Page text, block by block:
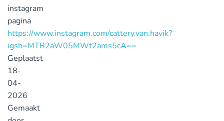
instagram
pagina
https://www.instagram.com/cattery.van.havik?
igsh=MTR2aW05MWt2ams5cA==
Geplaatst
18-
04-
2026
Gemaakt